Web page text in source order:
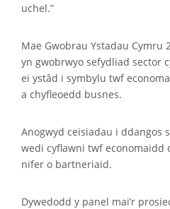
uchel.”
Mae Gwobrau Ystadau Cymru
yn gwobrwyo sefydliad sector
ei ystâd i symbylu twf
a chyfleoedd busnes.
Anogwyd ceisiadau i ddangos
wedi cyflawni twf economaidd
nifer o bartneriaid.
Dywedodd y panel mai’r